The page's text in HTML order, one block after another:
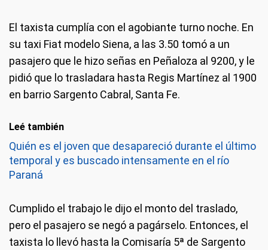
El taxista cumplía con el agobiante turno noche. En
su taxi Fiat modelo Siena, a las 3.50 tomó a un
pasajero que le hizo señas en Peñaloza al 9200, y le
pidió que lo trasladara hasta Regis Martínez al 1900
en barrio Sargento Cabral, Santa Fe.
Leé también
Quién es el joven que desapareció durante el último
temporal y es buscado intensamente en el río
Paraná
Cumplido el trabajo le dijo el monto del traslado,
pero el pasajero se negó a pagárselo. Entonces, el
taxista lo llevó hasta la Comisaría 5ª de Sargento